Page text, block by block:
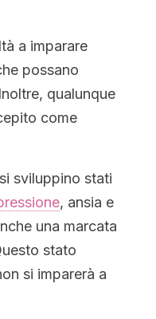
a imparare
possano
qualunque
come
sviluppino stati
, ansia e
una marcata
stato
si imparerà a